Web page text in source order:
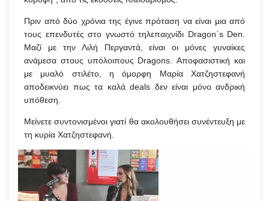
Πριν από δύο χρόνια της έγινε πρόταση να είναι μια από
τους επενδυτές στο γνωστό τηλεπαιχνίδι Dragon΄s Den.
Μαζί με την Λιλή Περγαντά, είναι οι μόνες γυναίκες
ανάμεσα στους υπόλοιπους Dragons. Αποφασιστική και
με μυαλό στιλέτο, η όμορφη Μαρία Χατζηστεφανή
αποδεικνύει πως τα καλά deals δεν είναι μόνο ανδρική
υπόθεση.
Μείνετε συντονισμένοι γιατί θα ακολουθήσει συνέντευξη με
τη κυρία Χατζηστεφανή.